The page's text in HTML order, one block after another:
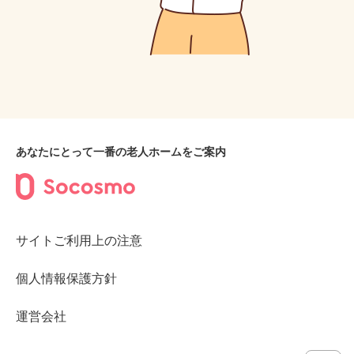
あなたにとって一番の老人ホームをご案内
サイトご利用上の注意
個人情報保護方針
運営会社